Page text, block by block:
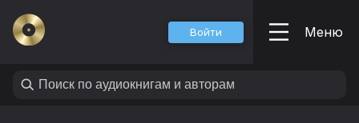
Войти Меню